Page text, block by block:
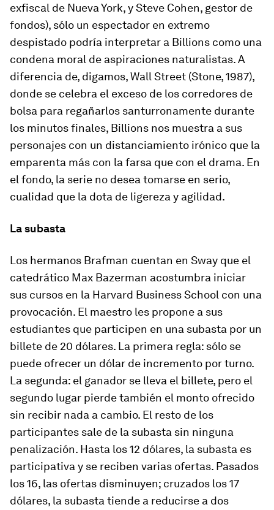
exfiscal de Nueva York, y Steve Cohen, gestor de
fondos), sólo un espectador en extremo
despistado podría interpretar a Billions como una
condena moral de aspiraciones naturalistas. A
diferencia de, digamos,Wall Street (Stone, 1987),
donde se celebra el exceso de los corredores de
bolsa para regañarlos santurronamente durante
los minutos finales, Billions nos muestra a sus
personajes con un distanciamiento irónico que la
emparenta más con la farsa que con el drama. En
el fondo, la serie no desea tomarse en serio,
cualidad que la dota de ligereza y agilidad.
La subasta
Los hermanos Brafman cuentan en Sway que el
catedrático Max Bazerman acostumbra iniciar
sus cursos en la Harvard Business School con una
provocación. El maestro les propone a sus
estudiantes que participen en una subasta por un
billete de 20 dólares. La primera regla: sólo se
puede ofrecer un dólar de incremento por turno.
La segunda: el ganador se lleva el billete, pero el
segundo lugar pierde también el monto ofrecido
sin recibir nada a cambio. El resto de los
participantes sale de la subasta sin ninguna
penalización. Hasta los 12 dólares, la subasta es
participativa y se reciben varias ofertas. Pasados
los 16, las ofertas disminuyen; cruzados los 17
dólares, la subasta tiende a reducirse a dos